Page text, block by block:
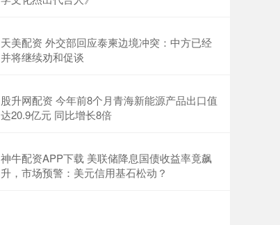
天美配资 外交部回应泰柬边境冲突：中方已经
并将继续劝和促谈
股升网配资 今年前8个月青海新能源产品出口值
达20.9亿元 同比增长8倍
神牛配资APP下载 美联储降息国债收益率竟飙
升，市场预警：美元信用基石松动？